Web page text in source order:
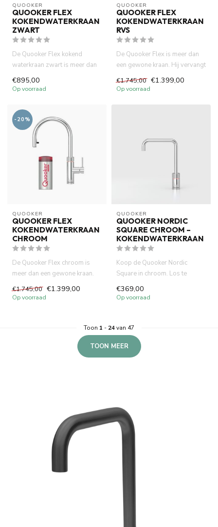
QUOOKER
QUOOKER FLEX
KOKENDWATERKRAAN
ZWART
De Quooker Flex kokend
waterkraan zwart is meer dan
€895,00
Op voorraad
QUOOKER
QUOOKER FLEX
KOKENDWATERKRAAN
RVS
De Quooker Flex is meer dan
een gewone kraan. Hij vervangt
€1.745,00 €1.399,00
Op voorraad
-20%
QUOOKER
QUOOKER FLEX
KOKENDWATERKRAAN
CHROOM
De Quooker Flex chroom is
meer dan een gewone kraan.
€1.745,00 €1.399,00
Op voorraad
QUOOKER
QUOOKER NORDIC
SQUARE CHROOM –
KOKENDWATERKRAAN
Koop de Quooker Nordic
Square in chroom. Los te
Dir...
€369,00
Op voorraad
Toon 1 - 24van 47
TOON MEER